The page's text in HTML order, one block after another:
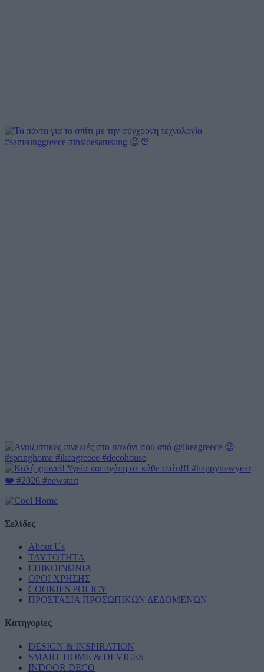
Σελίδες
About Us
ΤΑΥΤΟΤΗΤΑ
ΕΠΙΚΟΙΝΩΝΙΑ
ΟΡΟΙ ΧΡΗΣΗΣ
COOKIES POLICY
ΠΡΟΣΤΑΣΙΑ ΠΡΟΣΩΠΙΚΩΝ ΔΕΔΟΜΕΝΩΝ
Κατηγορίες
DESIGN & INSPIRATION
SMART HOME & DEVICES
INDOOR DECO